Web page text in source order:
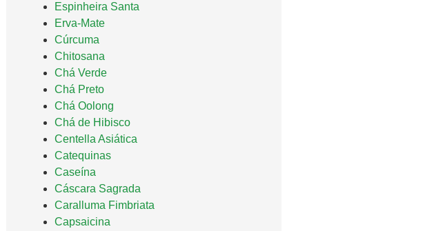
Espinheira Santa
Erva-Mate
Cúrcuma
Chitosana
Chá Verde
Chá Preto
Chá Oolong
Chá de Hibisco
Centella Asiática
Catequinas
Caseína
Cáscara Sagrada
Caralluma Fimbriata
Capsaicina